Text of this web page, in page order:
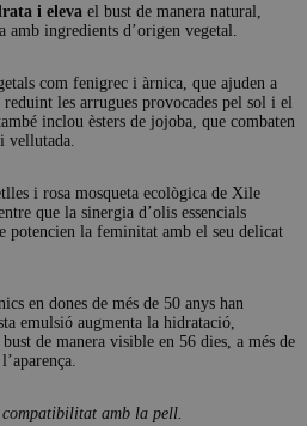
i eleva el bust de manera natural,
ingredients d’origen vegetal.
com fenigrec i àrnica, que ajuden a
les arrugues provocades pel sol i el
inclou èsters de jojoba, que combaten
vellutada.
i rosa mosqueta ecològica de Xile
que la sinergia d’olis essencials
potencien la feminitat amb el seu delicat
en dones de més de 50 anys han
emulsió augmenta la hidratació,
de manera visible en 56 dies, a més de
amb la pell.